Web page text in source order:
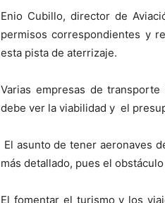
Enio Cubillo, director de
permisos correspondientes y
esta pista de aterrizaje.
Varias empresas de
debe ver la viabilidad y el
El asunto de tener aeronaves
más detallado, pues el
El fomentar el turismo y los